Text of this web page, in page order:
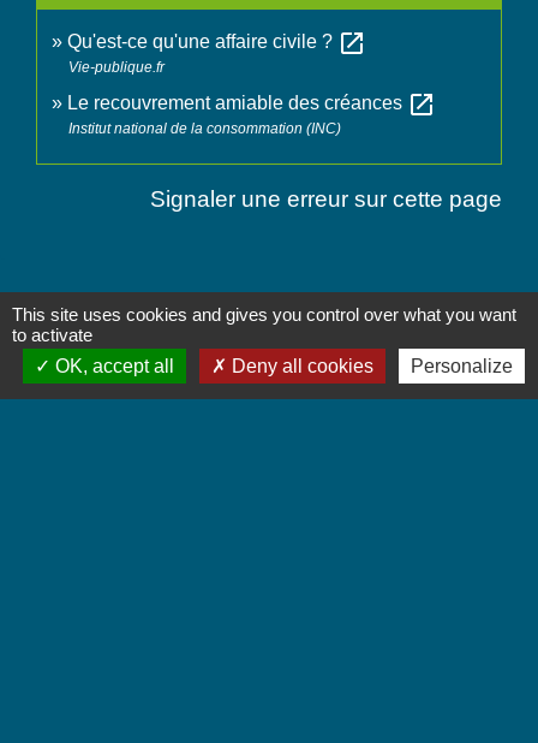
Qu'est-ce qu'une affaire civile ? open_in_new
Vie-publique.fr
Le recouvrement amiable des créances open_in_new
Institut national de la consommation (INC)
Signaler une erreur sur cette page
Commune de Chignin
This site uses cookies and gives you control over what you want
to activate
OK, accept all
Deny all cookies Personalize